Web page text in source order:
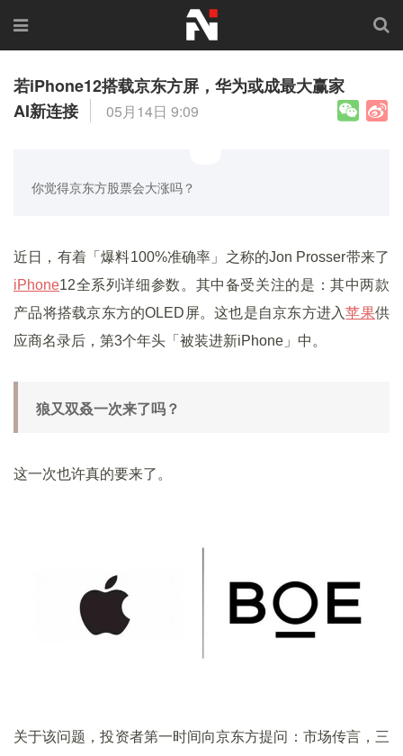
若iPhone12搭载京东方屏，华为或成最大赢家
AI新连接
05月14日 9:09
你觉得京东方股票会大涨吗？
近日，有着「爆料100%准确率」之称的Jon Prosser带来了
iPhone12全系列详细参数。其中备受关注的是：其中两款
产品将搭载京东方的OLED屏。这也是自京东方进入苹果供
应商名录后，第3个年头「被装进新iPhone」中。
狼又双叒一次来了吗？
这一次也许真的要来了。
关于该问题，投资者第一时间向京东方提问：市场传言，三